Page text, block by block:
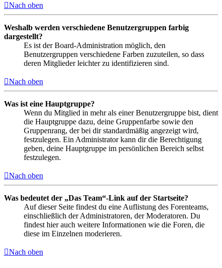
Nach oben
Weshalb werden verschiedene Benutzergruppen farbig
dargestellt?
Es ist der Board-Administration möglich, den
Benutzergruppen verschiedene Farben zuzuteilen, so dass
deren Mitglieder leichter zu identifizieren sind.
Nach oben
Was ist eine Hauptgruppe?
Wenn du Mitglied in mehr als einer Benutzergruppe bist, dient
die Hauptgruppe dazu, deine Gruppenfarbe sowie den
Gruppenrang, der bei dir standardmäßig angezeigt wird,
festzulegen. Ein Administrator kann dir die Berechtigung
geben, deine Hauptgruppe im persönlichen Bereich selbst
festzulegen.
Nach oben
Was bedeutet der „Das Team“-Link auf der Startseite?
Auf dieser Seite findest du eine Auflistung des Forenteams,
einschließlich der Administratoren, der Moderatoren. Du
findest hier auch weitere Informationen wie die Foren, die
diese im Einzelnen moderieren.
Nach oben